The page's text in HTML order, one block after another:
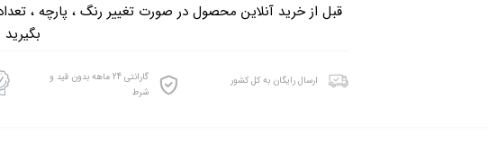
قبل از خرید آنلاین محصول در صورت تغییر رنگ ، پارچه ،
بگیرید
ارسال رایگان به کل کشور
گارانتی 24 ماهه بدون قید و
شرط